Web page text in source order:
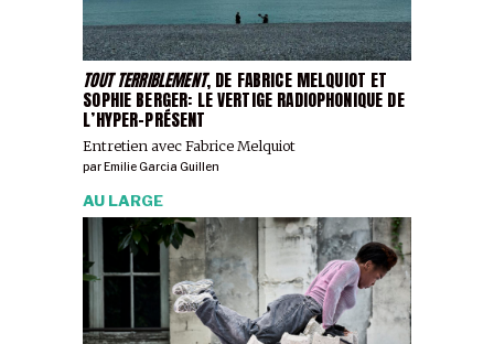
TOUT TERRIBLEMENT, DE FABRICE MELQUIOT ET
SOPHIE BERGER: LE VERTIGE RADIOPHONIQUE DE
L’HYPER-PRÉSENT
Entretien avec Fabrice Melquiot
par Emilie Garcia Guillen
AU LARGE